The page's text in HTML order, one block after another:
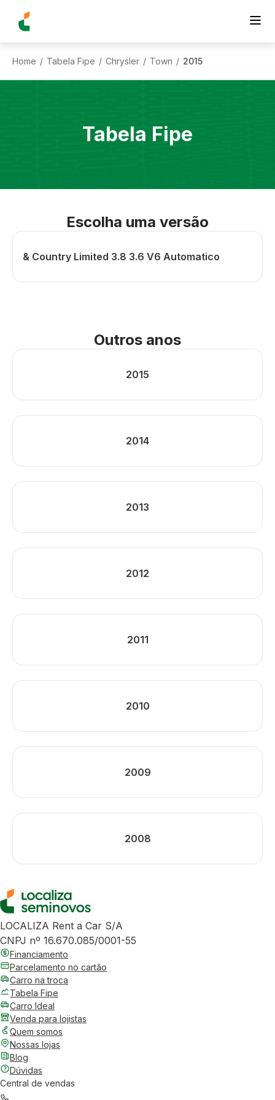
Home / Tabela Fipe / Chrysler / Town / 2015
Tabela Fipe
Escolha uma versão
& Country Limited 3.8 3.6 V6 Automatico
Outros anos
2015
2014
2013
2012
2011
2010
2009
2008
LOCALIZA Rent a Car S/A
CNPJ nº 16.670.085/0001-55
Financiamento
Parcelamento no cartão
Carro na troca
Tabela Fipe
Carro Ideal
Venda para lojistas
Quem somos
Nossas lojas
Blog
Dúvidas
Central de vendas